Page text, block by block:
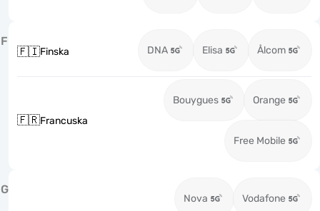
F
🇫🇮Finska DNA Elisa Ålcom
🇫🇷Francuska
Bouygues Orange
Free Mobile
G
Nova Vodafone